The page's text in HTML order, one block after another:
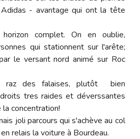
- avantage qui ont la tête
horizon complet. On en oublie,
qui stationnent sur l'arête;
le versant nord animé sur Roc
raz des falaises, plutôt bien
tres raides et déverssantes
concentration!
joli parcours qui s'achève au col
relais la voiture à Bourdeau.